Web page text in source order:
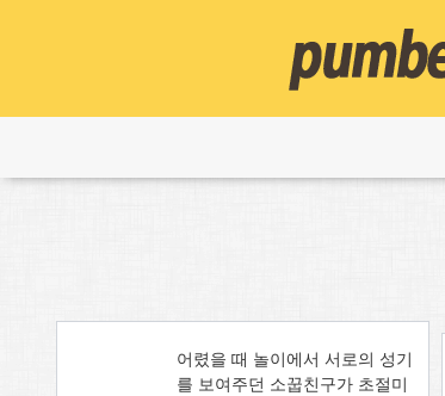
어렸을 때 놀이에서 서로의 성기
를 보여주던 소꿉친구가 초절미